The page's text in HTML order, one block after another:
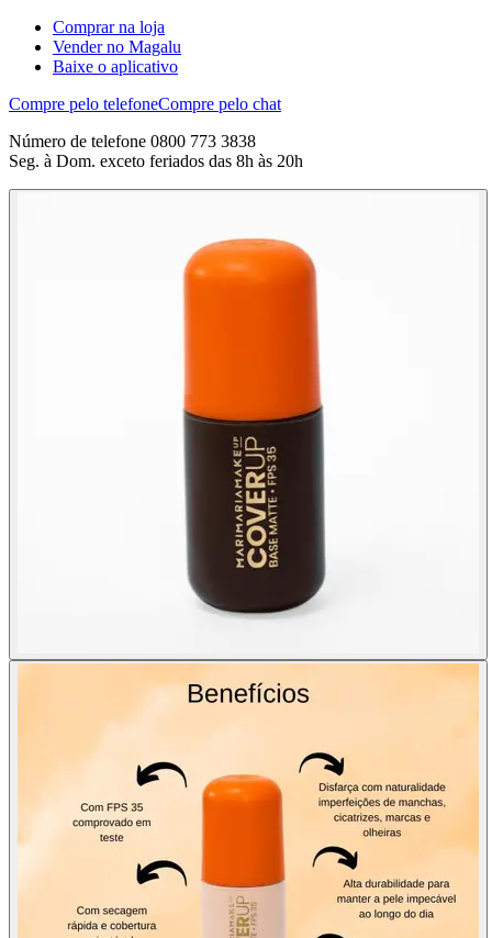
Comprar na loja
Vender no Magalu
Baixe o aplicativo
Compre pelo telefoneCompre pelo chat
Número de telefone 0800 773 3838
Seg. à Dom. exceto feriados das 8h às 20h